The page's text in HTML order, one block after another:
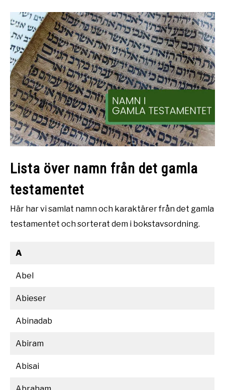
Lista över namn från det gamla
testamentet
Här har vi samlat namn och karaktärer från det gamla
testamentet och sorterat dem i bokstavsordning.
A
Abel
Abieser
Abinadab
Abiram
Abisai